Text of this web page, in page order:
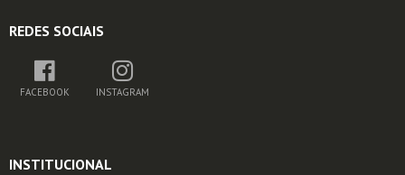
REDES SOCIAIS
FACEBOOK INSTAGRAM
INSTITUCIONAL